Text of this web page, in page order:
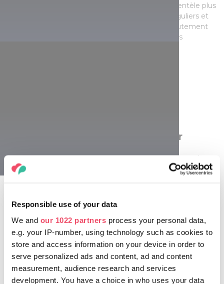
Responsible use of your data
We and our 1022 partners process your personal data,
e.g. your IP-number, using technology such as cookies to
store and access information on your device in order to
serve personalized ads and content, ad and content
measurement, audience research and services
development. You have a choice in who uses your data
des marchés les plus populaires. Il dessert une clientèle plus
aisée ; il propose une large variété de produits réguliers et
de haute qualité. Vous trouverez des produits hautement
saisonniers également, comme des champignons
Les Grandes halles de Klauzál tér
Le marché couvert historique surKlauzál tér de Pest arbore
des espaces clairs et ensoleillés où un nombre croissant de
de viennoiseries, et même des spécialités lángos au niveau
de la galerie.
Horaires d’ouverture :
Lundi-samedi : 6h30-22h00
Dimanche : 7h00-22h00